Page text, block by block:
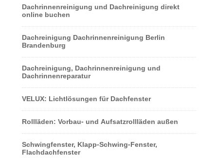
Dachrinnenreinigung und Dachreinigung direkt
online buchen
Dachreinigung Dachrinnenreinigung Berlin
Brandenburg
Dachreinigung, Dachrinnenreinigung und
Dachrinnenreparatur
VELUX: Lichtlösungen für Dachfenster
Rollläden: Vorbau- und Aufsatzrollläden außen
Schwingfenster, Klapp-Schwing-Fenster,
Flachdachfenster